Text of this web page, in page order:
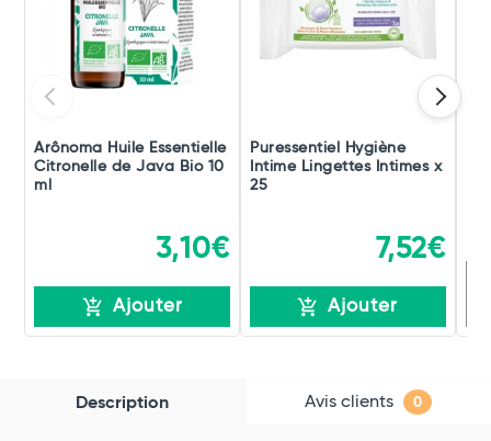
Arônoma Huile Essentielle
Citronelle de Java Bio 10
ml
3,10€
Ajouter
Puressentiel Hygiène
Intime Lingettes Intimes x
25
7,52€
Ajouter
Description Avis clients 0